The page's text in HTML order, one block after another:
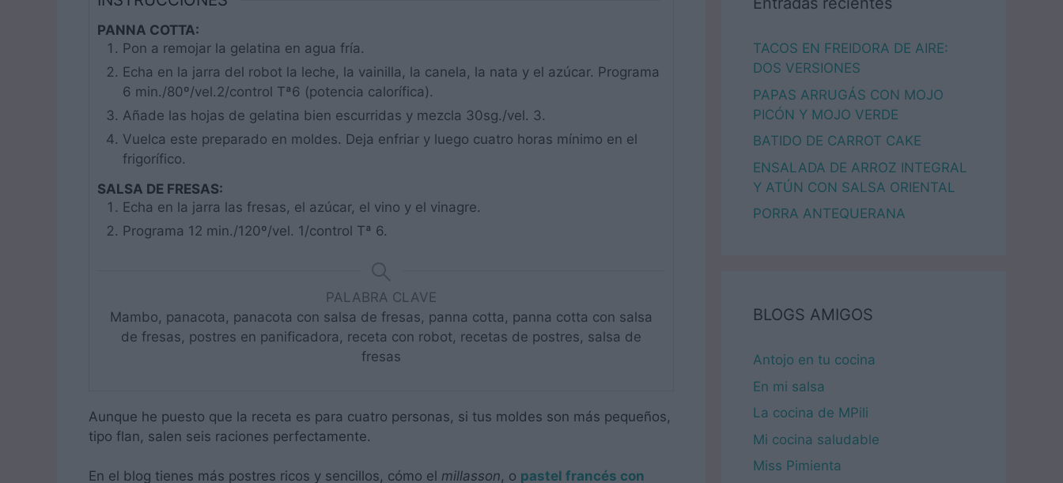
PANNA COTTA:
Pon a remojar la gelatina en agua fría.
Echa en la jarra del robot la leche, la vainilla, la canela, la nata y el azúcar. Programa
6 min./80º/vel.2/control Tª6 (potencia calorífica).
Añade las hojas de gelatina bien escurridas y mezcla 30sg./vel. 3.
Vuelca este preparado en moldes. Deja enfriar y luego cuatro horas mínimo en el
frigorífico.
SALSA DE FRESAS:
Echa en la jarra las fresas, el azúcar, el vino y el vinagre.
Programa 12 min./120º/vel. 1/control Tª 6.
PALABRA CLAVE
Mambo, panacota, panacota con salsa de fresas, panna cotta, panna cotta con salsa
de fresas, postres en panificadora, receta con robot, recetas de postres, salsa de
fresas
Aunque he puesto que la receta es para cuatro personas, si tus moldes son más pequeños,
tipo flan, salen seis raciones perfectamente.
En el blog tienes más postres ricos y sencillos, cómo el millasson, o pastel francés con
TACOS EN FREIDORA DE AIRE:
DOS VERSIONES
PAPAS ARRUGÁS CON MOJO
PICÓN Y MOJO VERDE
BATIDO DE CARROT CAKE
ENSALADA DE ARROZ INTEGRAL
Y ATÚN CON SALSA ORIENTAL
PORRA ANTEQUERANA
BLOGS AMIGOS
Antojo en tu cocina
En mi salsa
La cocina de MPili
Mi cocina saludable
Miss Pimienta